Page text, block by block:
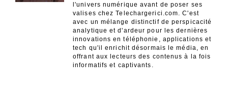
l'univers numérique avant de poser ses
valises chez Telechargerici.com. C'est
avec un mélange distinctif de perspicacité
analytique et d'ardeur pour les dernières
innovations en téléphonie, applications et
tech qu'il enrichit désormais le média, en
offrant aux lecteurs des contenus à la fois
informatifs et captivants.